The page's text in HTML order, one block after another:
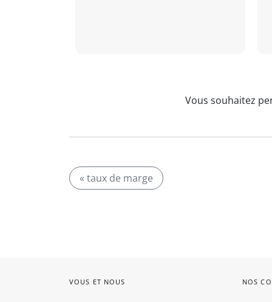
Vous souhaitez
« taux de marge
VOUS ET NOUS NOS